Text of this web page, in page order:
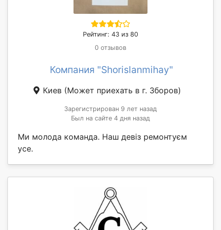
Рейтинг: 43 из 80
0 отзывов
Компания "Shorislanmihay"
Киев (Может приехать в г. Зборов)
Зарегистрирован 9 лет назад
Был на сайте 4 дня назад
Ми молода команда. Наш девіз ремонтуєм
усе.